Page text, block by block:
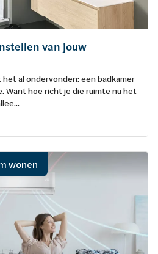
van jouw
al ondervonden: een badkamer
Want hoe richt je die ruimte nu het
wonen